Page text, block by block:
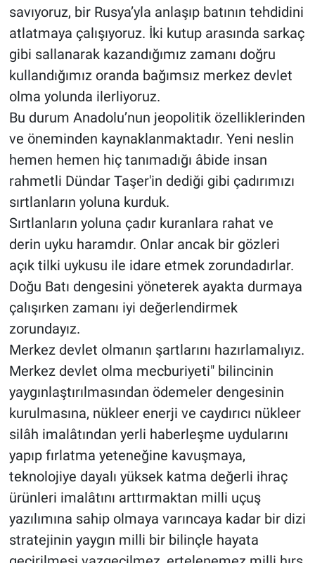
savıyoruz, bir Rusya’yla anlaşıp batının tehdidini
atlatmaya çalışıyoruz. İki kutup arasında sarkaç
gibi sallanarak kazandığımız zamanı doğru
kullandığımız oranda bağımsız merkez devlet
olma yolunda ilerliyoruz.
Bu durum Anadolu’nun jeopolitik özelliklerinden
ve öneminden kaynaklanmaktadır. Yeni neslin
hemen hemen hiç tanımadığı âbide insan
rahmetli Dündar Taşer'in dediği gibi çadırımızı
sırtlanların yoluna kurduk.
Sırtlanların yoluna çadır kuranlara rahat ve
derin uyku haramdır. Onlar ancak bir gözleri
açık tilki uykusu ile idare etmek zorundadırlar.
Doğu Batı dengesini yöneterek ayakta durmaya
çalışırken zamanı iyi değerlendirmek
zorundayız.
Merkez devlet olmanın şartlarını hazırlamalıyız.
Merkez devlet olma mecburiyeti" bilincinin
yaygınlaştırılmasından ödemeler dengesinin
kurulmasına, nükleer enerji ve caydırıcı nükleer
silâh imalâtından yerli haberleşme uydularını
yapıp fırlatma yeteneğine kavuşmaya,
teknolojiye dayalı yüksek katma değerli ihraç
ürünleri imalâtını arttırmaktan milli uçuş
yazılımına sahip olmaya varıncaya kadar bir dizi
stratejinin yaygın milli bir bilinçle hayata